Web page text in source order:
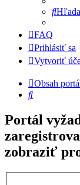
FAQ
Prihlásiť sa
Vytvoriť
Obsah
Hľadať
Portál
zobraziť